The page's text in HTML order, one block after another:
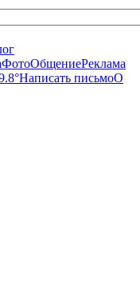
ФотоОбщениеРеклама
Написать письмоО